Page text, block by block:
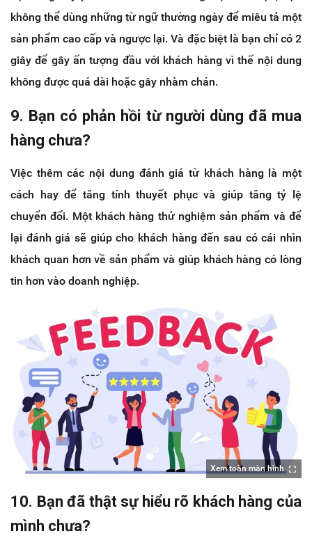
không thể dùng những từ ngữ thường ngày để miêu tả một
sản phẩm cao cấp và ngược lại. Và đặc biệt là bạn chỉ có 2
giây để gây ấn tượng đầu với khách hàng vì thế nội dung
không được quá dài hoặc gây nhàm chán.
9. Bạn có phản hồi từ người dùng đã mua
hàng chưa?
Việc thêm các nội dung đánh giá từ khách hàng là một
cách hay để tăng tính thuyết phục và giúp tăng tỷ lệ
chuyển đổi. Một khách hàng thử nghiệm sản phẩm và để
lại đánh giá sẽ giúp cho khách hàng đến sau có cái nhìn
khách quan hơn về sản phẩm và giúp khách hàng có lòng
tin hơn vào doanh nghiệp.
Xem toàn màn hình
10. Bạn đã thật sự hiểu rõ khách hàng của
mình chưa?